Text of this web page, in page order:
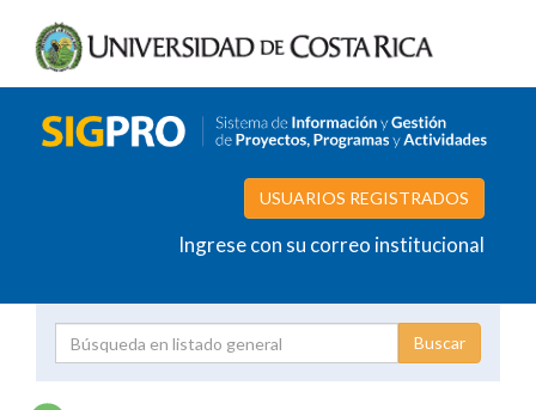
USUARIOS REGISTRADOS
Ingrese con su correo institucional